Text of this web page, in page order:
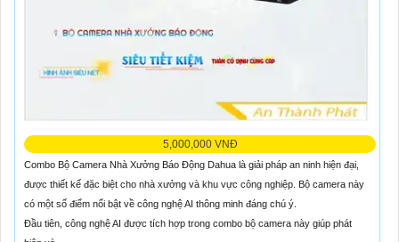
5,000,000 VNĐ
Combo Bộ Camera Nhà Xưởng Báo Động Dahua là giải pháp an ninh hiện đại,
được thiết kế đặc biệt cho nhà xưởng và khu vực công nghiệp. Bộ camera này
có một số điểm nổi bật về công nghệ AI thông minh đáng chú ý.
Đầu tiên, công nghệ AI được tích hợp trong combo bộ camera này giúp phát